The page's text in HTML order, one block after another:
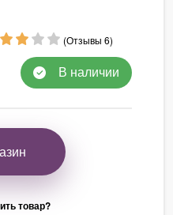
(Отзывы 6)
В наличии
товар?